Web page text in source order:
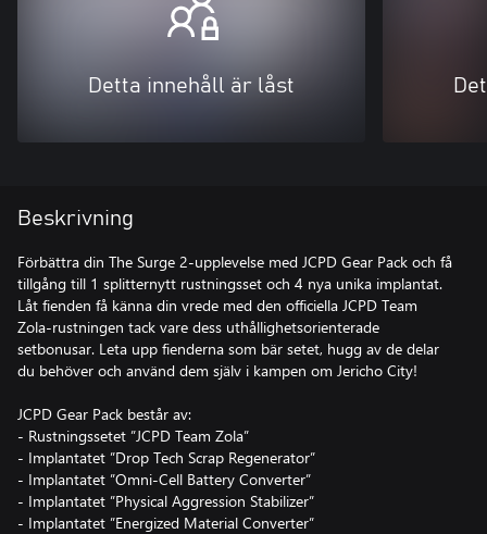
Detta innehåll är låst
Beskrivning
Förbättra din The Surge 2-upplevelse med JCPD Gear Pack och få
tillgång till 1 splitternytt rustningsset och 4 nya unika implantat.
Låt fienden få känna din vrede med den officiella JCPD Team
Zola-rustningen tack vare dess uthållighetsorienterade
setbonusar. Leta upp fienderna som bär setet, hugg av de delar
du behöver och använd dem själv i kampen om Jericho City!
JCPD Gear Pack består av:
- Rustningssetet ”JCPD Team Zola”
- Implantatet ”Drop Tech Scrap Regenerator”
- Implantatet ”Omni-Cell Battery Converter”
- Implantatet ”Physical Aggression Stabilizer”
- Implantatet ”Energized Material Converter”